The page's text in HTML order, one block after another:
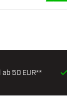
ab 50 EUR**